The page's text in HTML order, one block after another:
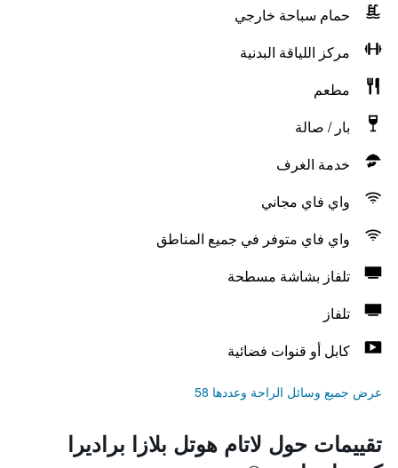
حمام سباحة خارجي
مركز اللياقة البدنية
مطعم
بار / صالة
خدمة الغرف
واي فاي مجاني
واي فاي متوفر في جميع المناطق
تلفاز بشاشة مسطحة
تلفاز
كابل أو قنوات فضائية
عرض جميع وسائل الراحة وعددها 58
تقييمات حول لاتام هوتل بلازا براديرا